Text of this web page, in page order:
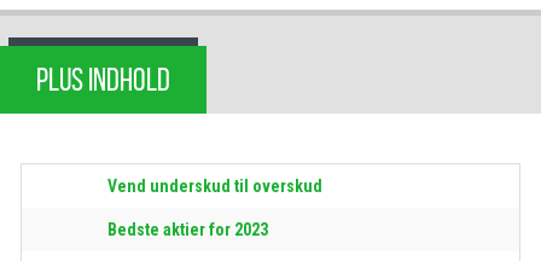
PLUS INDHOLD
Vend underskud til overskud
Bedste aktier for 2023